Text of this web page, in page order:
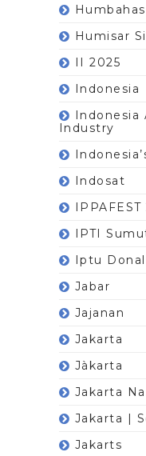
Humbahas
Humisar
II 2025
Indonesia
Indonesia
Industry
Indosat
IPPAFEST
IPTI
Iptu Donal
Jabar
Jajanan
Jakarta
Jàkarta
Jakarta
Jakarta |
Jakarts